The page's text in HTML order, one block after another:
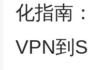
化指南
VPN到